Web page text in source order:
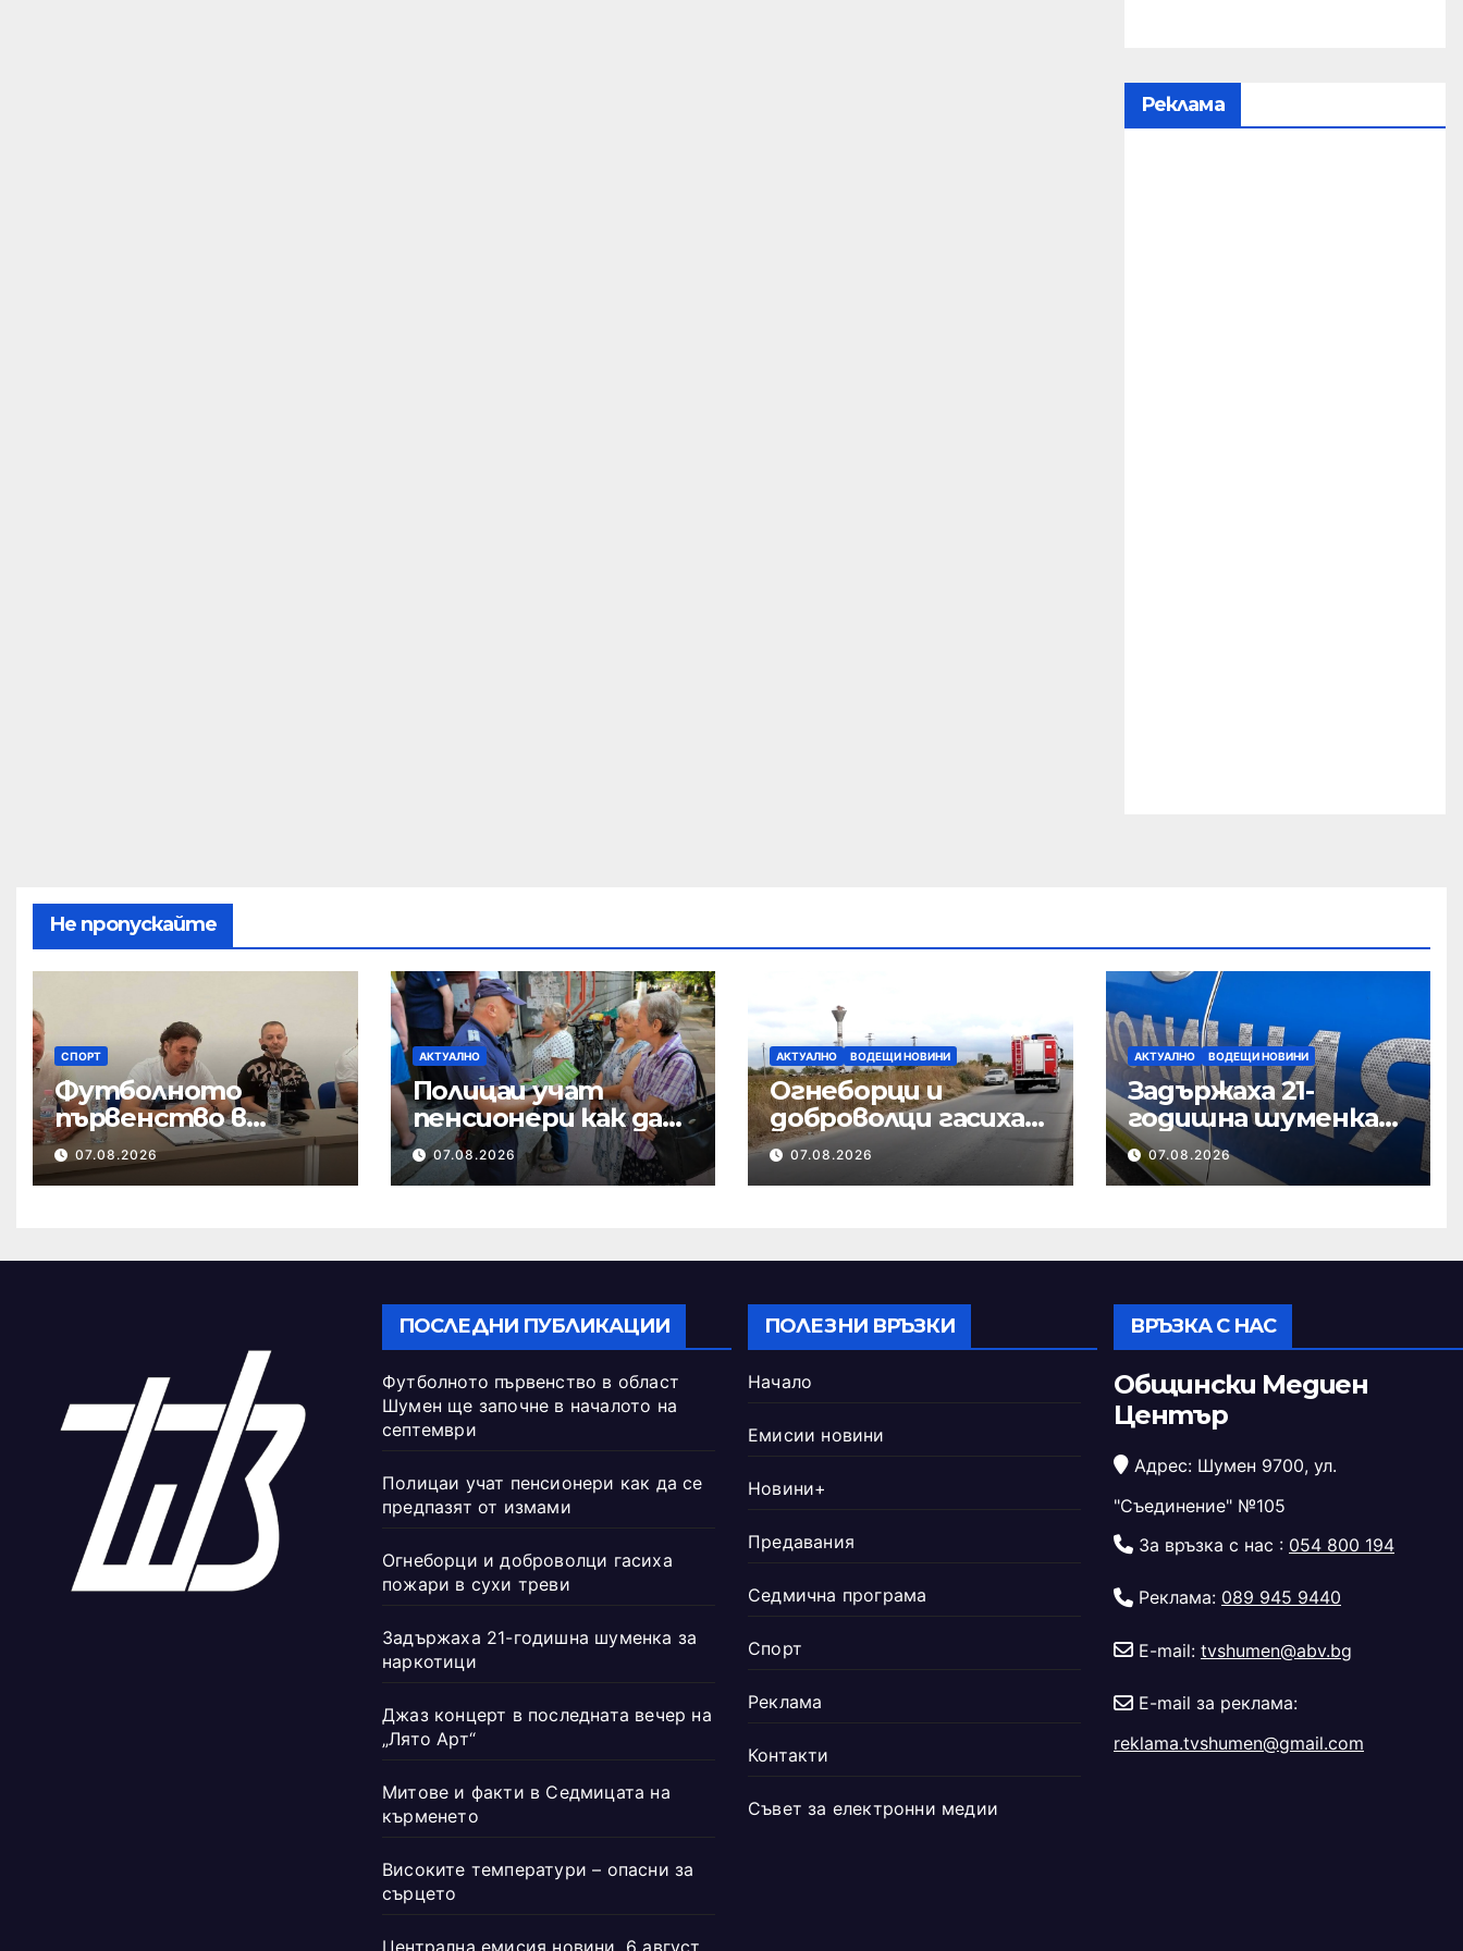
Реклама
Не пропускайте
СПОРТ
Футболното
първенство в
област Шумен ще
започне в началото
07.08.2026
АКТУАЛНО
Полицаи учат
пенсионери как да
се предпазят от
измами
07.08.2026
АКТУАЛНО ВОДЕЩИ НОВИНИ
Огнеборци и
доброволци гасиха
пожари в сухи
треви
07.08.2026
АКТУАЛНО ВОДЕЩИ НОВИНИ
Задържаха 21-
годишна шуменка
за наркотици
07.08.2026
ПОСЛЕДНИ ПУБЛИКАЦИИ
Футболното първенство в област
Шумен ще започне в началото на
септември
Полицаи учат пенсионери как да се
предпазят от измами
Огнеборци и доброволци гасиха
пожари в сухи треви
Задържаха 21-годишна шуменка за
наркотици
Джаз концерт в последната вечер на
„Лято Арт“
Митове и факти в Седмицата на
кърменето
Високите температури – опасни за
сърцето
ПОЛЕЗНИ ВРЪЗКИ
Начало
Емисии новини
Новини+
Предавания
Седмична програма
Спорт
Реклама
Контакти
Съвет за електронни медии
ВРЪЗКА С НАС
Общински Медиен
Център
Адрес: Шумен 9700, ул.
"Съединение" №105
За връзка с нас : 054 800 194
Реклама: 089 945 9440
E-mail: tvshumen@abv.bg
E-mail за реклама:
reklama.tvshumen@gmail.com